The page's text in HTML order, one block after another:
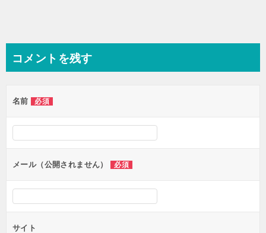
コメントを残す
名前 必須
メール（公開されません） 必須
サイト